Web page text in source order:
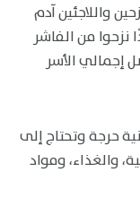
واللاجئين آدم
نيوز” إن 360 أسرة و1117 فردًا نزحوا من الفاشر
في 27 أكتوبر 2025، ليصل إجمالي الأسر
حرجة وتحتاج إلى
والغذاء، ومواد